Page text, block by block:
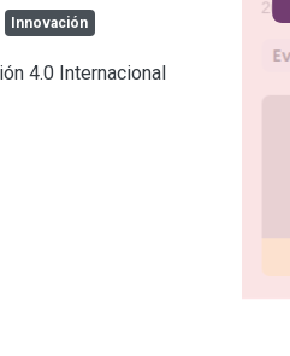
Innovación
4.0 Internacional